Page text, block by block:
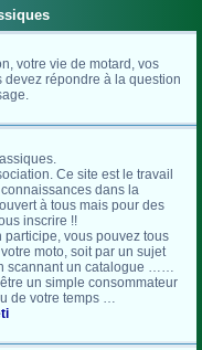
votre vie de motard, vos
devez répondre à la question
Ce site est le travail
dans la
à tous mais pour des
inscrire !!
participe, vous pouvez tous
moto, soit par un sujet
scannant un catalogue ……
un simple consommateur
de votre temps …